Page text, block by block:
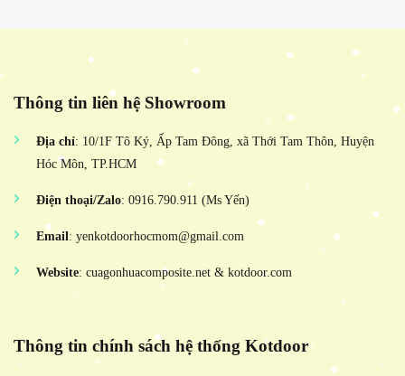
Thông tin liên hệ Showroom
Địa chỉ: 10/1F Tô Ký, Ấp Tam Đông, xã Thới Tam Thôn, Huyện
Hóc Môn, TP.HCM
Điện thoại/Zalo: 0916.790.911 (Ms Yến)
Email: yenkotdoorhocmom@gmail.com
Website: cuagonhuacomposite.net & kotdoor.com
Thông tin chính sách hệ thống Kotdoor